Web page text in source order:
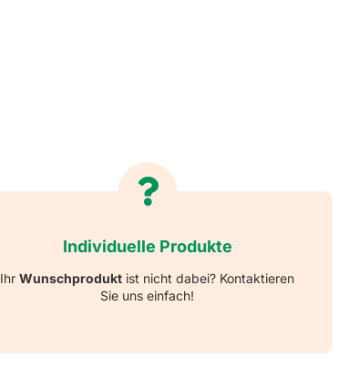
Individuelle Produkte
IhrWunschprodukt ist nicht dabei? Kontaktieren
Sie uns einfach!